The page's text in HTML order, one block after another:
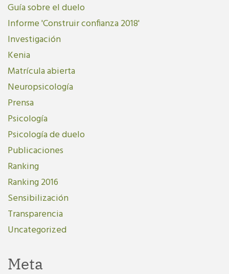
Guía sobre el duelo
Informe 'Construir confianza 2018'
Investigación
Kenia
Matrícula abierta
Neuropsicología
Prensa
Psicología
Psicología de duelo
Publicaciones
Ranking
Ranking 2016
Sensibilización
Transparencia
Uncategorized
Meta